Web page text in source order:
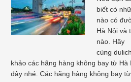
biết có
nào có
Hà Nội và
nào. Hãy
cùng
khảo các hãng hàng không bay từ
đây nhé. Các hãng hàng không bay